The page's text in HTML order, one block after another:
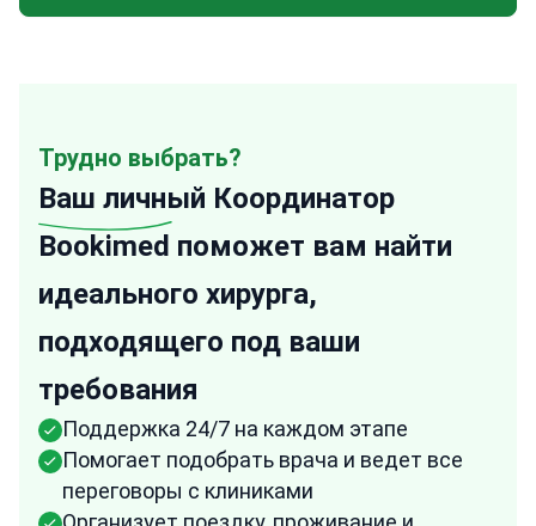
Трудно выбрать?
Ваш личный Координатор
Bookimed поможет вам найти
идеального хирурга,
подходящего под ваши
требования
Поддержка 24/7 на каждом этапе
Помогает подобрать врача и ведет все
переговоры с клиниками